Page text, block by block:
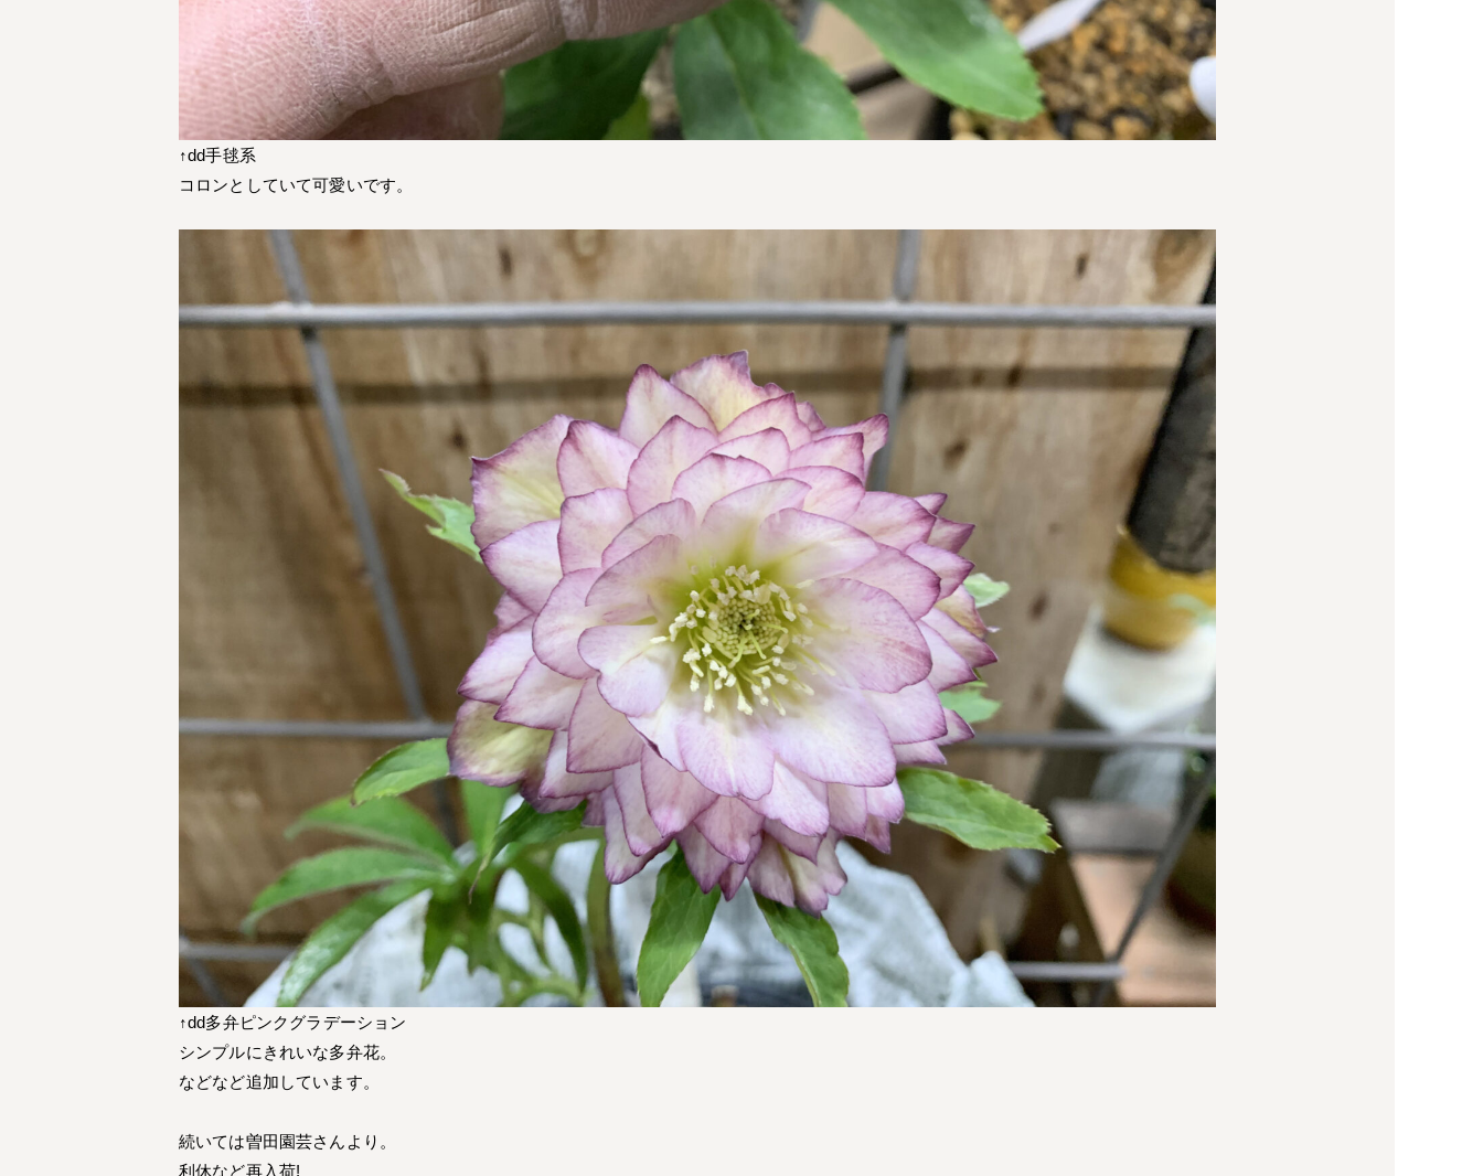
↑dd手毬系
コロンとしていて可愛いです。
↑dd多弁ピンクグラデーション
シンプルにきれいな多弁花。
などなど追加しています。
続いては曽田園芸さんより。
利休など再入荷!